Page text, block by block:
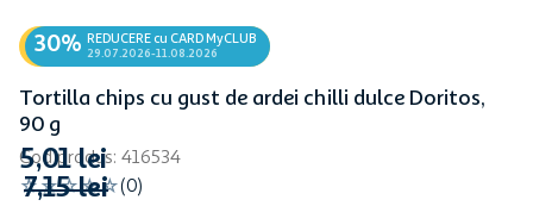
30% REDUCERE cu CARD MyCLUB
29.07.2026-11.08.2026
Tortilla chips cu gust de ardei chilli dulce Doritos,
90 g
Cod produs: 416534
☆☆☆☆☆(0)
5,01lei
7,15 lei